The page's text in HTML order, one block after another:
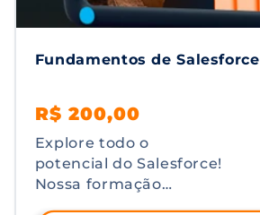
Fundamentos de Salesforce
Preço
normal
Preço
promocional
R$ 200,00
Explore todo o
potencial do Salesforce!
Nossa formação